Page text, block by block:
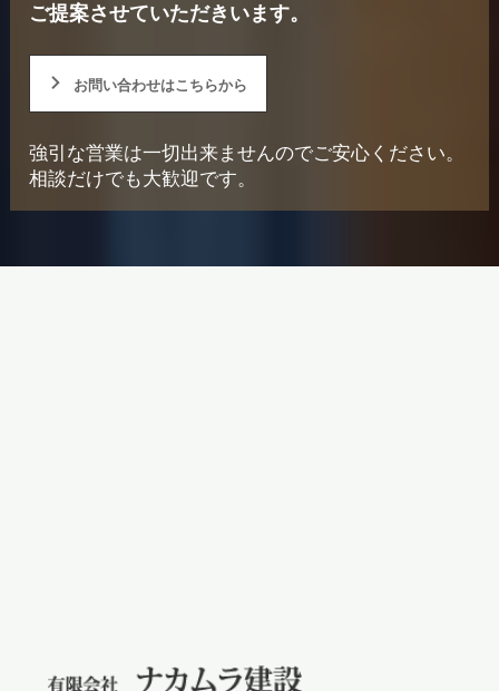
ご提案させていただきいます。
お問い合わせはこちらから
強引な営業は一切出来ませんのでご安心ください。
相談だけでも大歓迎です。